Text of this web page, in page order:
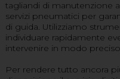
tagliandi di manutenzione
servizi pneumatici per
di guida. Utilizziamo
individuare rapidamente
intervenire in modo
Per rendere tutto ancora